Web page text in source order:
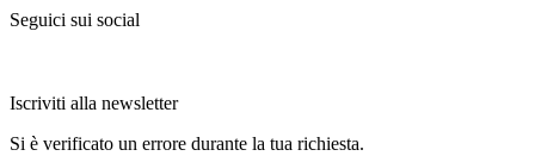
Seguici sui social
Iscriviti alla newsletter
Si è verificato un errore durante la tua richiesta.